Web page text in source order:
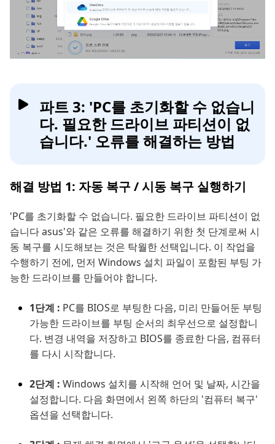
파트 3: 'PC를 초기화할 수 없습니
다. 필요한 드라이브 파티션이 없
습니다.' 오류를 해결하는 방법
해결 방법 1: 자동 복구 / 시동 복구 실행하기
'PC를 초기화할 수 없습니다. 필요한 드라이브 파티션이 없
습니다 asus'와 같은 오류를 해결하기 위한 첫 단계로써 시
동 복구를 시도해보는 것은 탁월한 선택입니다. 이 작업을
수행하기 전에, 먼저 Windows 설치 파일이 포함된 부팅 가
능한 드라이브를 만들어야 합니다.
1단계 : PC를 BIOS로 부팅한 다음, 미리 만들어둔 부팅
가능한 드라이브를 부팅 순서의 최우선으로 설정합니
다. 변경 내역을 저장하고 BIOS를 종료한 다음, 컴퓨터
를 다시 시작합니다.
2단계 : Windows 설치를 시작해 언어 및 날짜, 시간을
설정합니다. 다음 화면에서 왼쪽 하단의 '컴퓨터 복구'
옵션을 선택합니다.